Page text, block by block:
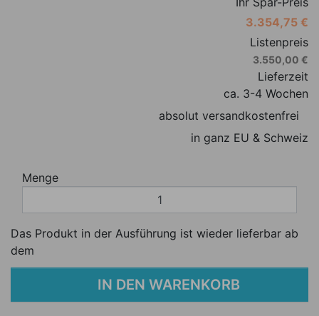
3.354,75 €
Listenpreis
3.550,00 €
Lieferzeit
ca. 3-4 Wochen
absolut versandkostenfrei
in ganz EU & Schweiz
Menge
Das Produkt in der Ausführung ist wieder lieferbar ab
dem
IN DEN WARENKORB